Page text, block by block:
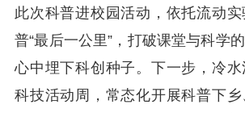
此次科普进校园活动，依托流动
普“最后一公里”，打破课堂与科学
心中埋下科创种子。下一步，冷
科技活动周，常态化开展科普下